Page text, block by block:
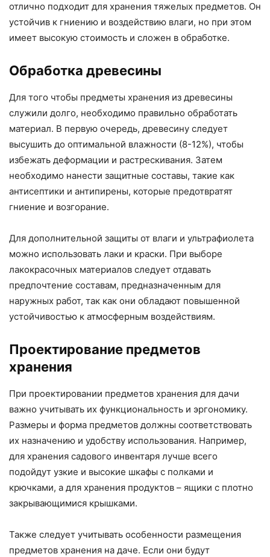
отлично подходит для хранения тяжелых предметов. Он
устойчив к гниению и воздействию влаги, но при этом
имеет высокую стоимость и сложен в обработке.
Обработка древесины
Для того чтобы предметы хранения из древесины
служили долго, необходимо правильно обработать
материал. В первую очередь, древесину следует
высушить до оптимальной влажности (8-12%), чтобы
избежать деформации и растрескивания. Затем
необходимо нанести защитные составы, такие как
антисептики и антипирены, которые предотвратят
гниение и возгорание.
Для дополнительной защиты от влаги и ультрафиолета
можно использовать лаки и краски. При выборе
лакокрасочных материалов следует отдавать
предпочтение составам, предназначенным для
наружных работ, так как они обладают повышенной
устойчивостью к атмосферным воздействиям.
Проектирование предметов
хранения
При проектировании предметов хранения для дачи
важно учитывать их функциональность и эргономику.
Размеры и форма предметов должны соответствовать
их назначению и удобству использования. Например,
для хранения садового инвентаря лучше всего
подойдут узкие и высокие шкафы с полками и
крючками, а для хранения продуктов – ящики с плотно
закрывающимися крышками.
Также следует учитывать особенности размещения
предметов хранения на даче. Если они будут